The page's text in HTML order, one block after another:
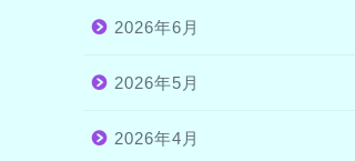
2026年6月
2026年5月
2026年4月